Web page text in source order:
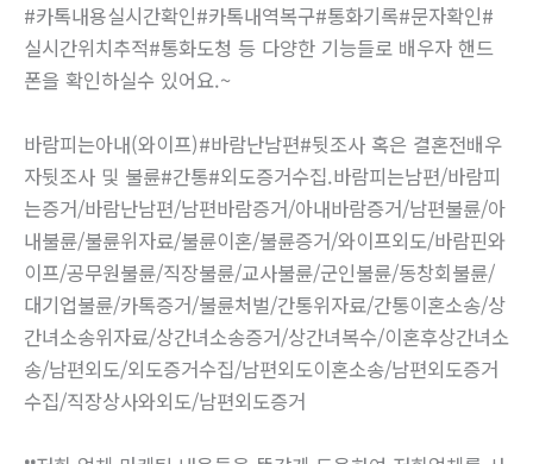
#카톡내용실시간확인#카톡내역복구#통화기록#문자확인#
실시간위치추적#통화도청 등 다양한 기능들로 배우자 핸드
폰을 확인하실수 있어요.~
바람피는아내(와이프)#바람난남편#뒷조사 혹은 결혼전배우
자뒷조사 및 불륜#간통#외도증거수집.바람피는남편/바람피
는증거/바람난남편/남편바람증거/아내바람증거/남편불륜/아
내불륜/불륜위자료/불륜이혼/불륜증거/와이프외도/바람핀와
이프/공무원불륜/직장불륜/교사불륜/군인불륜/동창회불륜/
대기업불륜/카톡증거/불륜처벌/간통위자료/간통이혼소송/상
간녀소송위자료/상간녀소송증거/상간녀복수/이혼후상간녀소
송/남편외도/외도증거수집/남편외도이혼소송/남편외도증거
수집/직장상사와외도/남편외도증거